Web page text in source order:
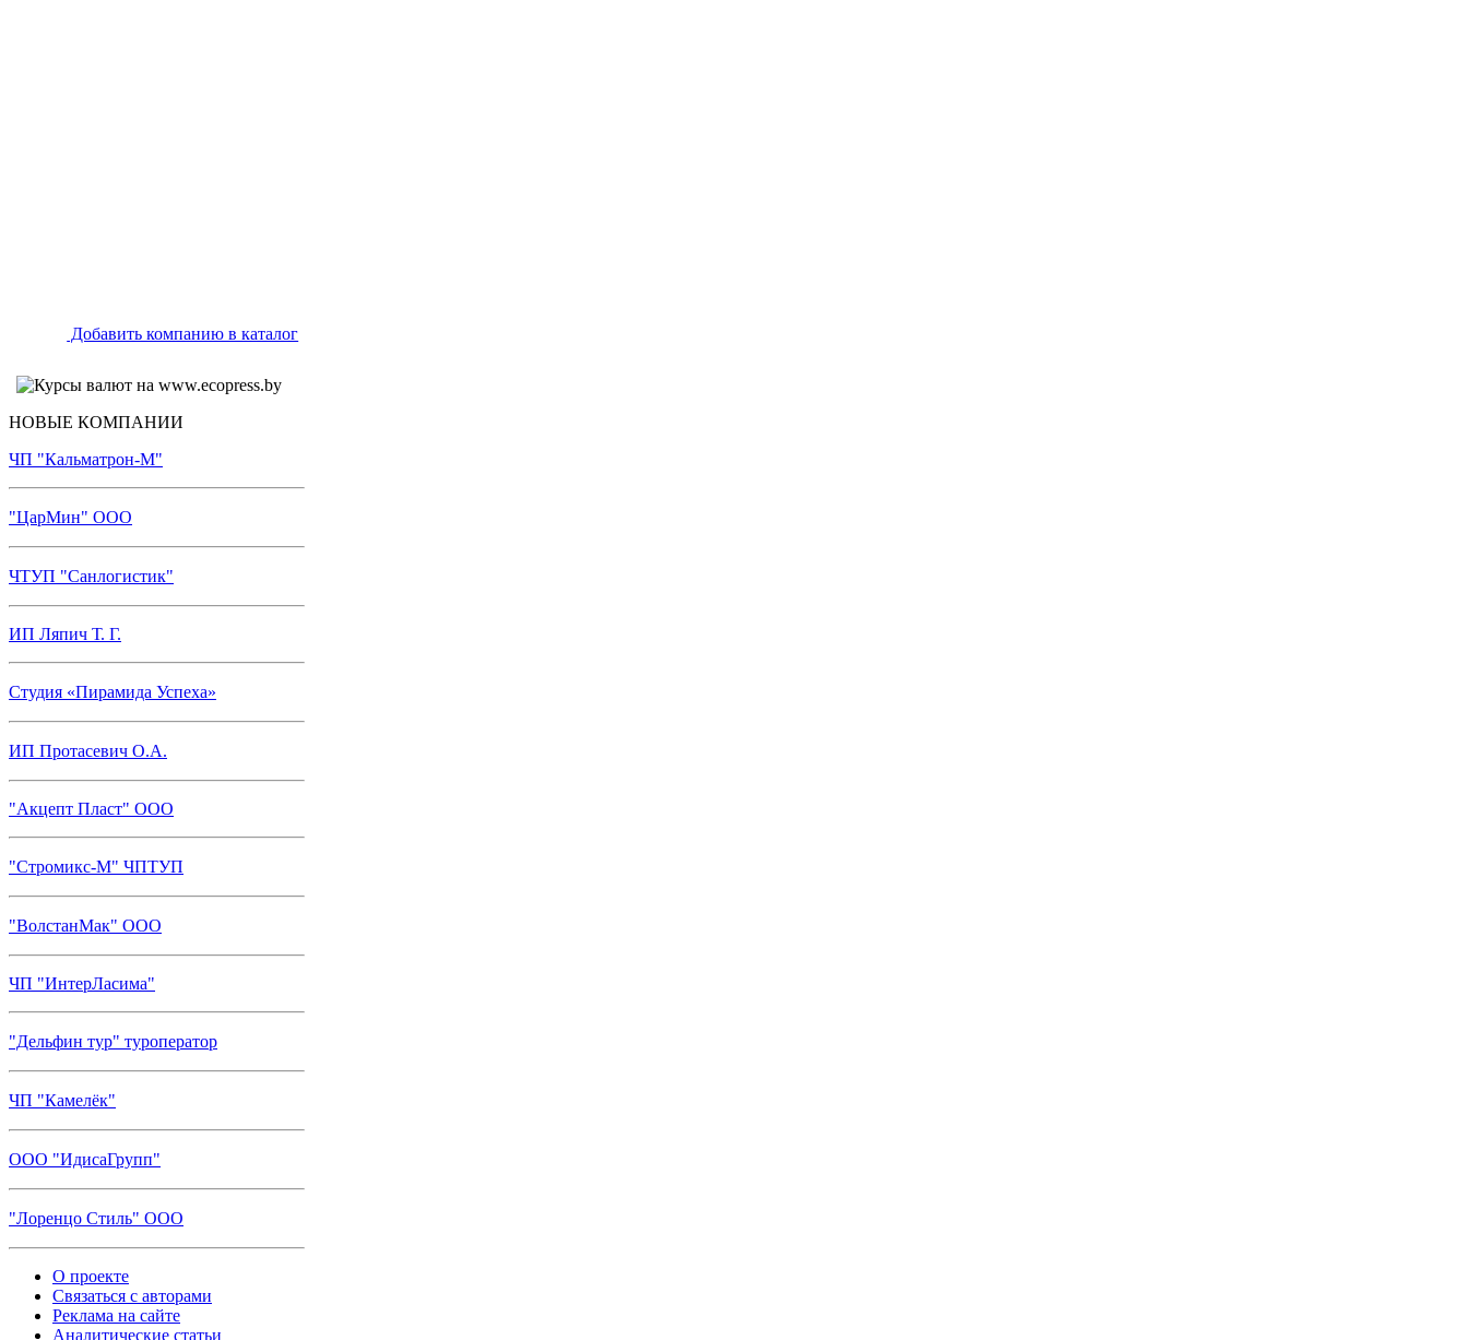
Добавить компанию в каталог
НОВЫЕ КОМПАНИИ
ЧП "Кальматрон-М"
"ЦарМин" ООО
ЧТУП "Санлогистик"
ИП Ляпич Т. Г.
Студия «Пирамида Успеха»
ИП Протасевич О.А.
"Акцепт Пласт" ООО
"Стромикс-М" ЧПТУП
"ВолстанМак" ООО
ЧП "ИнтерЛасима"
"Дельфин тур" туроператор
ЧП "Камелёк"
ООО "ИдисаГрупп"
"Лоренцо Стиль" ООО
О проекте
Связаться с авторами
Реклама на сайте
Аналитические статьи